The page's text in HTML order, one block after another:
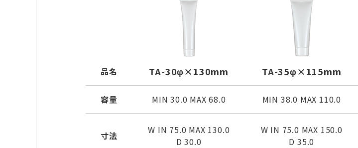
品名
容量
寸法
TA-30φ×130mm
MIN 30.0 MAX 68.0
W IN 75.0 MAX 130.0
D 30.0
TA-35φ×115mm
MIN 38.0 MAX 110.0
W IN 75.0 MAX 150.0
D 35.0